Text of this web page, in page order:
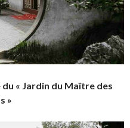
« Jardin du Maître des
»